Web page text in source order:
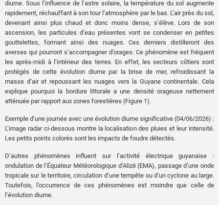
diurne. Sous l’influence de l’astre solaire, la température du sol augmente
rapidement, réchauffant à son tour l’atmosphère par le bas. L’air près du sol,
devenant ainsi plus chaud et donc moins dense, s’élève. Lors de son
ascension, les particules d’eau présentes vont se condenser en petites
gouttelettes, formant ainsi des nuages. Ces derniers distilleront des
averses qui pourront s’accompagner d’orages. Ce phénomène est fréquent
les après-midi à l’intérieur des terres. En effet, les secteurs côtiers sont
protégés de cette évolution diurne par la brise de mer, refroidissant la
masse d’air et repoussant les nuages vers la Guyane continentale. Cela
explique pourquoi la bordure littorale a une densité orageuse nettement
atténuée par rapport aux zones forestières (Figure 1).
Exemple d’une journée avec une évolution diurne significative (04/06/2026) :
L’image radar ci-dessous montre la localisation des pluies et leur intensité.
Les petits points colorés sont les impacts de foudre détectés.
D’autres phénomènes influent sur l’activité électrique guyanaise :
ondulation de l’Équateur Météorologique d’Alizé (EMA), passage d’une onde
tropicale sur le territoire, circulation d’une tempête ou d’un cyclone au large.
Toutefois, l’occurrence de ces phénomènes est moindre que celle de
l’évolution diurne.